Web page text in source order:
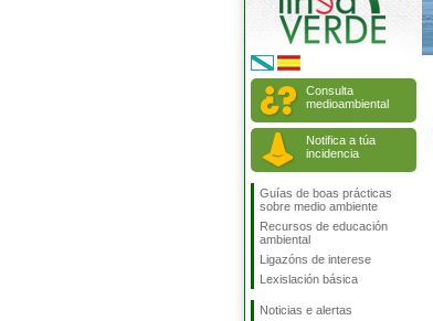
Consulta
medioambiental
Notifica a túa
incidencia
Guías de boas prácticas
sobre medio ambiente
Recursos de educación
ambiental
Ligazóns de interese
Lexislación básica
Noticias e alertas